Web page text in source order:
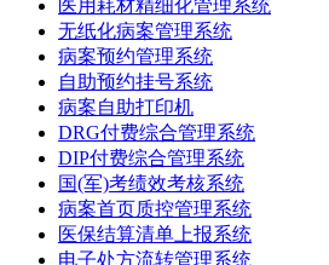
医用耗材精细化管理系统
无纸化病案管理系统
病案预约管理系统
自助预约挂号系统
病案自助打印机
DRG付费综合管理系统
DIP付费综合管理系统
国(军)考绩效考核系统
病案首页质控管理系统
医保结算清单上报系统
电子处方流转管理系统